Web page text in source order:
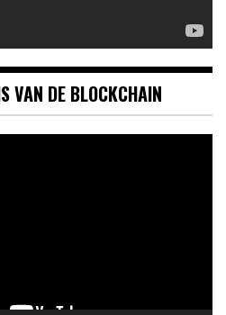
VAN DE BLOCKCHAIN